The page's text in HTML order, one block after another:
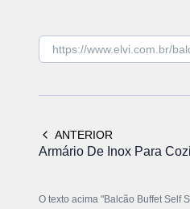
ANTERIOR
Armário De Inox Para
O texto acima "Balcão Buffet Self